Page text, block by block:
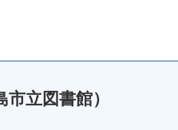
立図書館）